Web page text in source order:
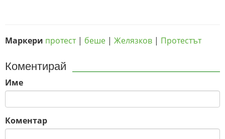
Маркери протест| беше | Желязков | Протестът
Коментирай
Име
Коментар